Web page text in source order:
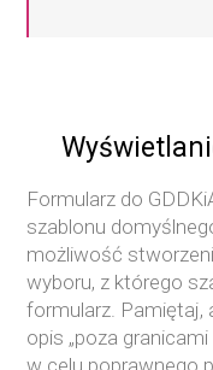
Formularz do
szablonu
możliwość
wyboru, z którego
formularz. Pamiętaj,
opis „poza